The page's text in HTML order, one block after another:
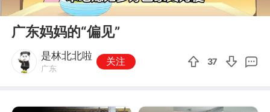
00:00 00:47
广东妈妈的“偏见”
是林北北啦
广东
关注 37